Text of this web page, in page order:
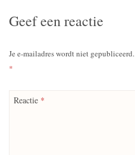
Geef een reactie
Je e-mailadres wordt niet gepubliceerd.
*
Reactie *